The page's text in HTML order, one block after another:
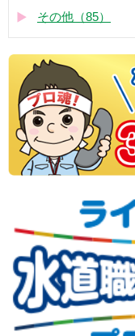
その他（85）